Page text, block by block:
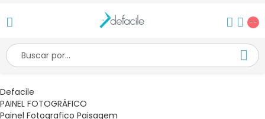
--
Defacile
PAINEL FOTOGRÁFICO
Painel Fotografico Paisagem